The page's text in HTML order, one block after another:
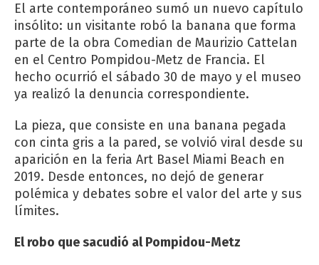
El arte contemporáneo sumó un nuevo capítulo
insólito: un visitante robó la banana que forma
parte de la obra Comedian de Maurizio Cattelan
en el Centro Pompidou-Metz de Francia. El
hecho ocurrió el sábado 30 de mayo y el museo
ya realizó la denuncia correspondiente.
La pieza, que consiste en una banana pegada
con cinta gris a la pared, se volvió viral desde su
aparición en la feria Art Basel Miami Beach en
2019. Desde entonces, no dejó de generar
polémica y debates sobre el valor del arte y sus
límites.
El robo que sacudió al Pompidou-Metz